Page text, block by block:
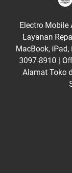
Electro Mobile
Layanan
MacBook,
3097-8910 |
Alamat Toko